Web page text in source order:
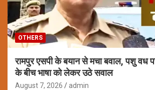
OTHERS
रामपुर एसपी के बयान से मचा बवाल, पशु वध
के बीच भाषा को लेकर उठे सवाल
August 7, 2026 admin